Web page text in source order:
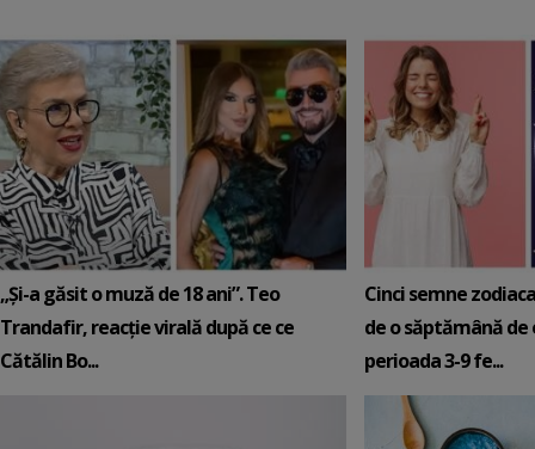
„Și-a găsit o muză de 18 ani”. Teo
Trandafir, reacție virală după ce ce
Cătălin Bo...
Cinci semne
de o săptămână de
perioada 3-9 fe...